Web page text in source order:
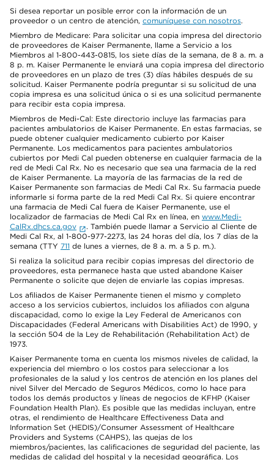
Si desea reportar un posible error con la información de un
proveedor o un centro de atención, comuníquese con nosotros.
Miembro de Medicare: Para solicitar una copia impresa del directorio
de proveedores de Kaiser Permanente, llame a Servicio a los
Miembros al 1-800-443-0815, los siete días de la semana, de 8 a. m. a
8 p. m. Kaiser Permanente le enviará una copia impresa del directorio
de proveedores en un plazo de tres (3) días hábiles después de su
solicitud. Kaiser Permanente podría preguntar si su solicitud de una
copia impresa es una solicitud única o si es una solicitud permanente
para recibir esta copia impresa.
Miembros de Medi-Cal: Este directorio incluye las farmacias para
pacientes ambulatorios de Kaiser Permanente. En estas farmacias, se
puede obtener cualquier medicamento cubierto por Kaiser
Permanente. Los medicamentos para pacientes ambulatorios
cubiertos por Medi Cal pueden obtenerse en cualquier farmacia de la
red de Medi Cal Rx. No es necesario que sea una farmacia de la red
de Kaiser Permanente. La mayoría de las farmacias de la red de
Kaiser Permanente son farmacias de Medi Cal Rx. Su farmacia puede
informarle si forma parte de la red Medi Cal Rx. Si quiere encontrar
una farmacia de Medi Cal fuera de Kaiser Permanente, use el
localizador de farmacias de Medi Cal Rx en línea, en www.Medi-
CalRx.dhcs.ca.gov
. También puede llamar a Servicio al Cliente de
Medi Cal Rx, al 1-800-977-2273, las 24 horas del día, los 7 días de la
semana (TTY 711 de lunes a viernes, de 8 a. m. a 5 p. m.).
Si realiza la solicitud para recibir copias impresas del directorio de
proveedores, esta permanece hasta que usted abandone Kaiser
Permanente o solicite que dejen de enviarle las copias impresas.
Los afiliados de Kaiser Permanente tienen el mismo y completo
acceso a los servicios cubiertos, incluidos los afiliados con alguna
discapacidad, como lo exige la Ley Federal de Americanos con
Discapacidades (Federal Americans with Disabilities Act) de 1990, y
la sección 504 de la Ley de Rehabilitación (Rehabilitation Act) de
1973.
Kaiser Permanente toma en cuenta los mismos niveles de calidad, la
experiencia del miembro o los costos para seleccionar a los
profesionales de la salud y los centros de atención en los planes del
nivel Silver del Mercado de Seguros Médicos, como lo hace para
todos los demás productos y líneas de negocios de KFHP (Kaiser
Foundation Health Plan). Es posible que las medidas incluyan, entre
otras, el rendimiento de Healthcare Effectiveness Data and
Information Set (HEDIS)/Consumer Assessment of Healthcare
Providers and Systems (CAHPS), las quejas de los
miembros/pacientes, las calificaciones de seguridad del paciente, las
medidas de calidad del hospital y la necesidad geográfica. Los